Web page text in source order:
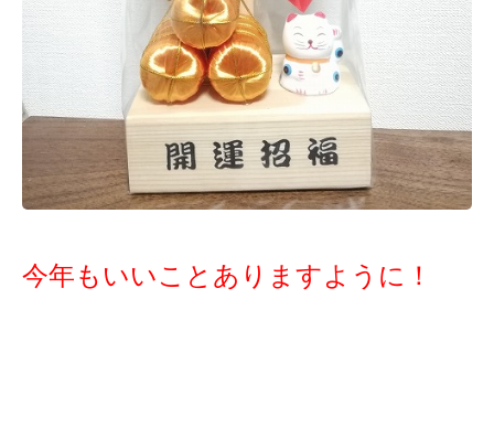
今年もいいことありますように！